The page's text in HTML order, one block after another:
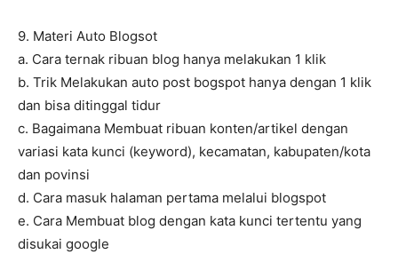
9. Materi Auto Blogsot
a. Cara ternak ribuan blog hanya melakukan 1 klik
b. Trik Melakukan auto post bogspot hanya dengan 1 klik
dan bisa ditinggal tidur
c. Bagaimana Membuat ribuan konten/artikel dengan
variasi kata kunci (keyword), kecamatan, kabupaten/kota
dan povinsi
d. Cara masuk halaman pertama melalui blogspot
e. Cara Membuat blog dengan kata kunci tertentu yang
disukai google